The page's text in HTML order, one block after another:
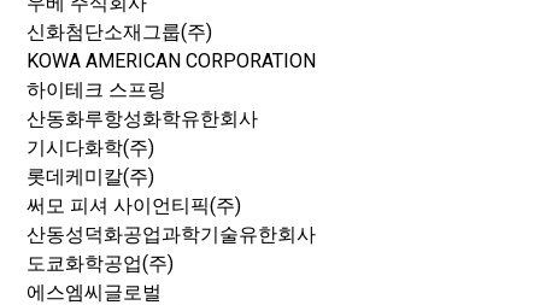
신화첨단소재그룹(주)
KOWA AMERICAN CORPORATION
하이테크 스프링
산동화루항성화학유한회사
기시다화학(주)
롯데케미칼(주)
써모 피셔 사이언티픽(주)
산동성덕화공업과학기술유한회사
도쿄화학공업(주)
에스엠씨글로벌